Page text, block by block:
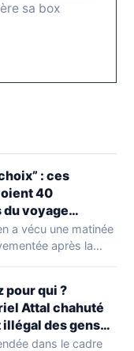
sa box
: ces
40
du voyage
stade, ils les
heure
a vécu une matinée
après la
pour qui ?
Attal chahuté
des gens
dans le cadre